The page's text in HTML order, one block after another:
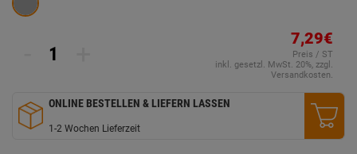
7,29€
Preis / ST
inkl. gesetzl. MwSt. 20%, zzgl.
Versandkosten.
ONLINE BESTELLEN & LIEFERN LASSEN
1-2 Wochen Lieferzeit